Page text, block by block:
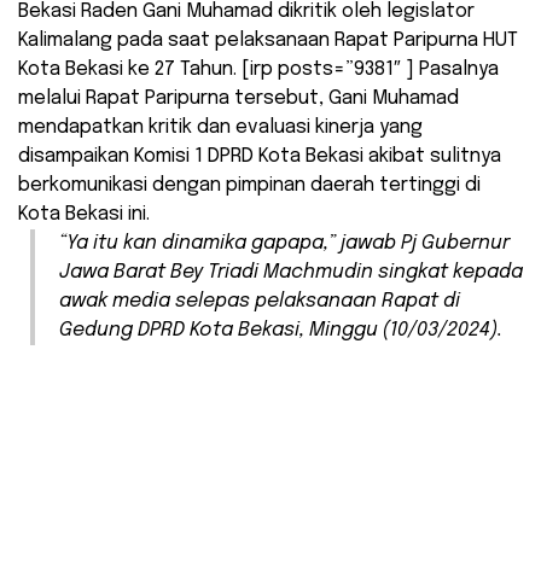
Bekasi Raden Gani Muhamad dikritik oleh legislator
Kalimalang pada saat pelaksanaan Rapat Paripurna HUT
Kota Bekasi ke 27 Tahun. [irp posts=”9381″ ] Pasalnya
melalui Rapat Paripurna tersebut, Gani Muhamad
mendapatkan kritik dan evaluasi kinerja yang
disampaikan Komisi 1 DPRD Kota Bekasi akibat sulitnya
berkomunikasi dengan pimpinan daerah tertinggi di
Kota Bekasi ini.
“Ya itu kan dinamika gapapa,” jawab Pj Gubernur
Jawa Barat Bey Triadi Machmudin singkat kepada
awak media selepas pelaksanaan Rapat di
Gedung DPRD Kota Bekasi, Minggu (10/03/2024).